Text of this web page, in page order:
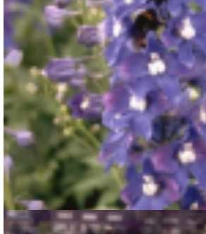
Ridderspoor
Delphinium